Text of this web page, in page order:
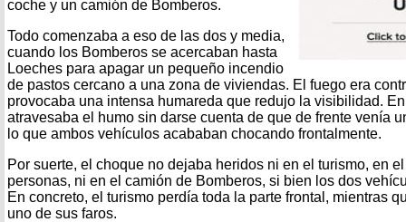
coche y un camión de Bomberos.
Todo comenzaba a eso de las dos y media,
cuando los Bomberos se acercaban hasta
Loeches para apagar un pequeño incendio
de pastos cercano a una zona de viviendas. El fuego era
provocaba una intensa humareda que redujo la visibilidad.
atravesaba el humo sin darse cuenta de que de frente venía
lo que ambos vehículos acababan chocando frontalmente.
Por suerte, el choque no dejaba heridos ni en el turismo, en
personas, ni en el camión de Bomberos, si bien los dos
En concreto, el turismo perdía toda la parte frontal, mientras
uno de sus faros.